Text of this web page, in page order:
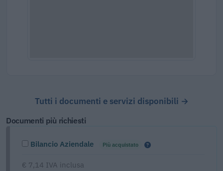
Tutti i documenti e servizi disponibili →
Documenti più richiesti
Bilancio Aziendale Più acquistato
€ 7,14 IVA inclusa